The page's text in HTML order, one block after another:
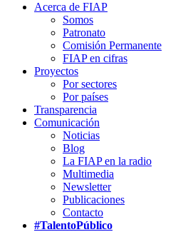
Acerca de FIAP
Somos
Patronato
Comisión Permanente
FIAP en cifras
Proyectos
Por sectores
Por países
Transparencia
Comunicación
Noticias
Blog
La FIAP en la radio
Multimedia
Newsletter
Publicaciones
Contacto
#TalentoPúblico